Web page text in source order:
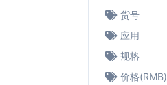
货号
应用
规格
价格(RMB)